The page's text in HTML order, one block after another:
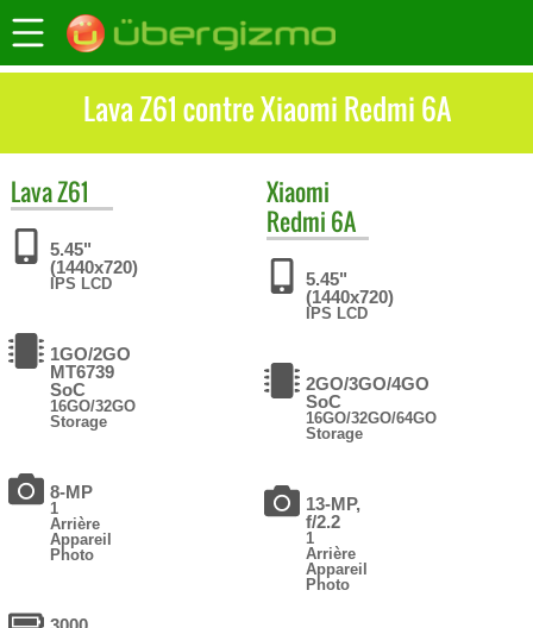
Lava Z61 contre Xiaomi Redmi 6A
LavaZ61
5.45"
(1440x720)
IPS LCD
1GO/2GO
MT6739
SoC
16GO/32GO
Storage
8-MP
1
Arrière
Appareil
Photo
Xiaomi
Redmi 6A
5.45"
(1440x720)
IPS LCD
2GO/3GO/4GO
SoC
16GO/32GO/64GO
Storage
13-MP,
f/2.2
1
Arrière
Appareil
Photo